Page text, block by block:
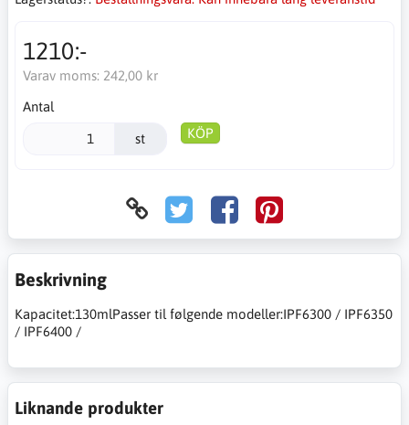
1210:-
Varav moms: 242,00 kr
Antal
st KÖP
Beskrivning
Kapacitet:130mlPasser til følgende modeller:IPF6300 / IPF6350
/ IPF6400 /
Liknande produkter